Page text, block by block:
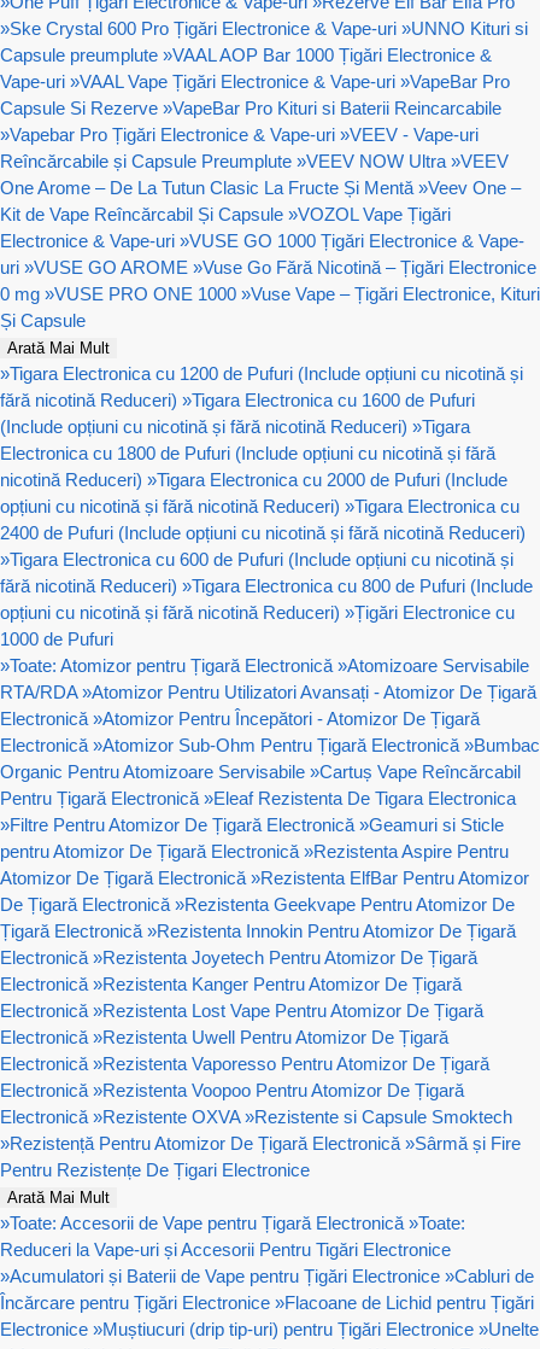
»Ske Crystal 600 Pro Țigări Electronice & Vape-uri »UNNO Kituri si
Capsule preumplute »VAAL AOP Bar 1000 Țigări Electronice &
Vape-uri »VAAL Vape Țigări Electronice & Vape-uri »VapeBar Pro
Capsule Si Rezerve »VapeBar Pro Kituri si Baterii Reincarcabile
»Vapebar Pro Țigări Electronice & Vape-uri »VEEV - Vape-uri
Reîncărcabile și Capsule Preumplute »VEEV NOW Ultra »VEEV
One Arome – De La Tutun Clasic La Fructe Și Mentă »Veev One –
Kit de Vape Reîncărcabil Și Capsule »VOZOL Vape Țigări
Electronice & Vape-uri »VUSE GO 1000 Țigări Electronice & Vape-
uri »VUSE GO AROME »Vuse Go Fără Nicotină – Țigări Electronice
0 mg »VUSE PRO ONE 1000 »Vuse Vape – Țigări Electronice, Kituri
Și Capsule
Arată Mai Mult
»Tigara Electronica cu 1200 de Pufuri (Include opțiuni cu nicotină și
fără nicotină Reduceri) »Tigara Electronica cu 1600 de Pufuri
(Include opțiuni cu nicotină și fără nicotină Reduceri) »Tigara
Electronica cu 1800 de Pufuri (Include opțiuni cu nicotină și fără
nicotină Reduceri) »Tigara Electronica cu 2000 de Pufuri (Include
opțiuni cu nicotină și fără nicotină Reduceri) »Tigara Electronica cu
2400 de Pufuri (Include opțiuni cu nicotină și fără nicotină Reduceri)
»Tigara Electronica cu 600 de Pufuri (Include opțiuni cu nicotină și
fără nicotină Reduceri) »Tigara Electronica cu 800 de Pufuri (Include
opțiuni cu nicotină și fără nicotină Reduceri) »Țigări Electronice cu
1000 de Pufuri
»Toate: Atomizor pentru Țigară Electronică »Atomizoare Servisabile
RTA/RDA »Atomizor Pentru Utilizatori Avansați - Atomizor De Țigară
Electronică »Atomizor Pentru Începători - Atomizor De Țigară
Electronică »Atomizor Sub-Ohm Pentru Țigară Electronică »Bumbac
Organic Pentru Atomizoare Servisabile »Cartuș Vape Reîncărcabil
Pentru Țigară Electronică »Eleaf Rezistenta De Tigara Electronica
»Filtre Pentru Atomizor De Țigară Electronică »Geamuri si Sticle
pentru Atomizor De Țigară Electronică »Rezistenta Aspire Pentru
Atomizor De Țigară Electronică »Rezistenta ElfBar Pentru Atomizor
De Țigară Electronică »Rezistenta Geekvape Pentru Atomizor De
Țigară Electronică »Rezistenta Innokin Pentru Atomizor De Țigară
Electronică »Rezistenta Joyetech Pentru Atomizor De Țigară
Electronică »Rezistenta Kanger Pentru Atomizor De Țigară
Electronică »Rezistenta Lost Vape Pentru Atomizor De Țigară
Electronică »Rezistenta Uwell Pentru Atomizor De Țigară
Electronică »Rezistenta Vaporesso Pentru Atomizor De Țigară
Electronică »Rezistenta Voopoo Pentru Atomizor De Țigară
Electronică »Rezistente OXVA »Rezistente si Capsule Smoktech
»Rezistență Pentru Atomizor De Țigară Electronică »Sârmă și Fire
Pentru Rezistențe De Țigari Electronice
Arată Mai Mult
»Toate: Accesorii de Vape pentru Țigară Electronică »Toate:
Reduceri la Vape-uri și Accesorii Pentru Tigări Electronice
»Acumulatori și Baterii de Vape pentru Țigări Electronice »Cabluri de
Încărcare pentru Țigări Electronice »Flacoane de Lichid pentru Țigări
Electronice »Muștiucuri (drip tip-uri) pentru Țigări Electronice »Unelte